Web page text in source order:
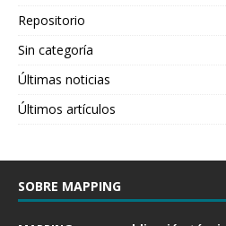
Repositorio
Sin categoría
Últimas noticias
Últimos artículos
SOBRE MAPPING